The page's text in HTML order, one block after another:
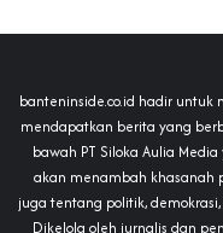
banteninside.co.id hadir
mendapatkan berita yang
bawah PT Siloka Aulia
akan menambah khasanah
juga tentang politik,
Dikelola oleh jurnalis dan